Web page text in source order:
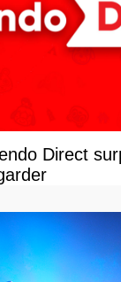
Direct